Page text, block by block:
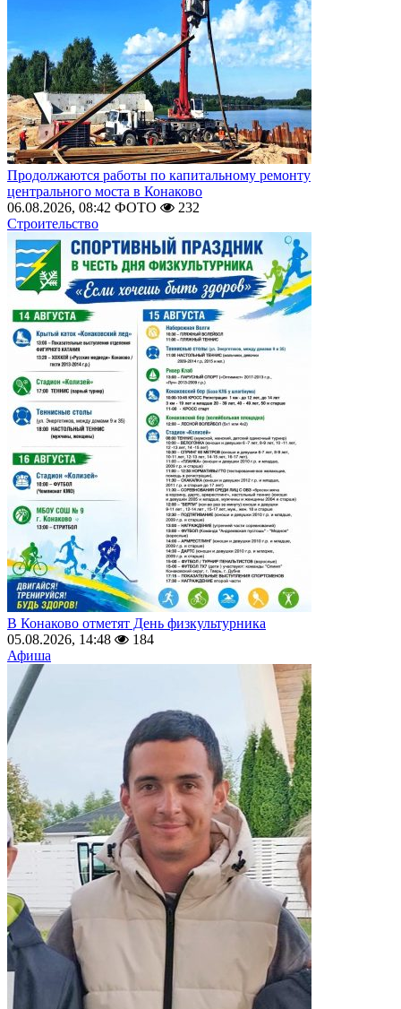
Продолжаются работы по капитальному ремонту
центрального моста в Конаково
06.08.2026, 08:42 ФОТО
232
Строительство
В Конаково отметят День физкультурника
05.08.2026, 14:48
184
Афиша